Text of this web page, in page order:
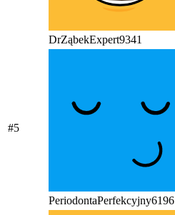
DrZąbekExpert9341
#5
PeriodontaPerfekcyjny6196